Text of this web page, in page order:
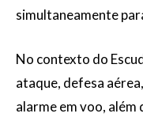
simultaneamente
No contexto do
ataque, defesa
alarme em voo,